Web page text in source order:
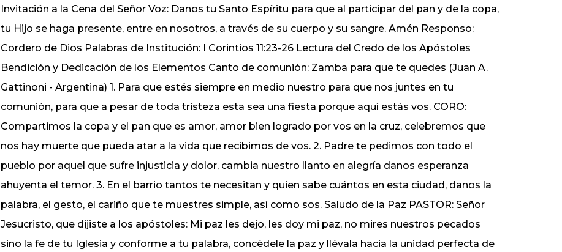
Invitación a la Cena del Señor Voz: Danos tu Santo Espíritu para que al participar del pan y de la copa,
tu Hijo se haga presente, entre en nosotros, a través de su cuerpo y su sangre. Amén Responso:
Cordero de Dios Palabras de Institución: I Corintios 11:23-26 Lectura del Credo de los Apóstoles
Bendición y Dedicación de los Elementos Canto de comunión: Zamba para que te quedes (Juan A.
Gattinoni - Argentina) 1. Para que estés siempre en medio nuestro para que nos juntes en tu
comunión, para que a pesar de toda tristeza esta sea una fiesta porque aquí estás vos. CORO:
Compartimos la copa y el pan que es amor, amor bien logrado por vos en la cruz, celebremos que
nos hay muerte que pueda atar a la vida que recibimos de vos. 2. Padre te pedimos con todo el
pueblo por aquel que sufre injusticia y dolor, cambia nuestro llanto en alegría danos esperanza
ahuyenta el temor. 3. En el barrio tantos te necesitan y quien sabe cuántos en esta ciudad, danos la
palabra, el gesto, el cariño que te muestres simple, así como sos. Saludo de la Paz PASTOR: Señor
Jesucristo, que dijiste a los apóstoles: Mi paz les dejo, les doy mi paz, no mires nuestros pecados
sino la fe de tu Iglesia y conforme a tu palabra, concédele la paz y llévala hacia la unidad perfecta de